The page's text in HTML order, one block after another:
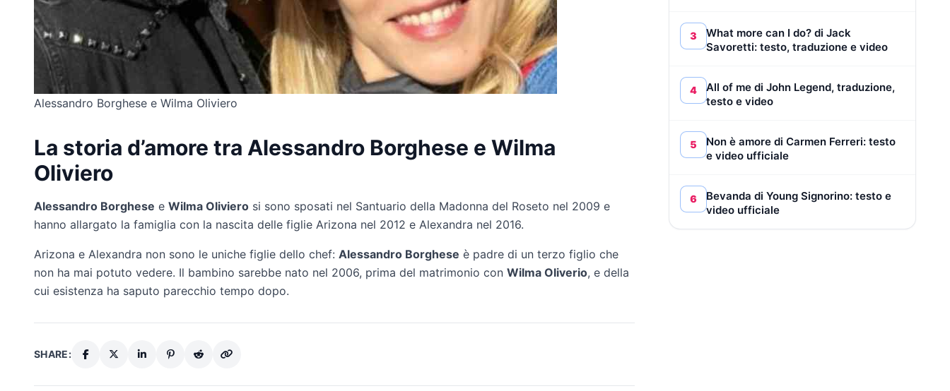
Alessandro Borghese e Wilma Oliviero
La storia d’amore tra Alessandro Borghese e Wilma
Oliviero
Alessandro Borghese e Wilma Oliviero si sono sposati nel Santuario della Madonna del Roseto nel 2009 e
hanno allargato la famiglia con la nascita delle figlie Arizona nel 2012 e Alexandra nel 2016.
Arizona e Alexandra non sono le uniche figlie dello chef: Alessandro Borghese è padre di un terzo figlio che
non ha mai potuto vedere. Il bambino sarebbe nato nel 2006, prima del matrimonio con Wilma Oliverio, e della
cui esistenza ha saputo parecchio tempo dopo.
SHARE:
3
What more can I do? di Jack
Savoretti: testo, traduzione e video
4
All of me di John Legend, traduzione,
testo e video
5
Non è amore di Carmen Ferreri: testo
e video ufficiale
6
Bevanda di Young Signorino: testo e
video ufficiale